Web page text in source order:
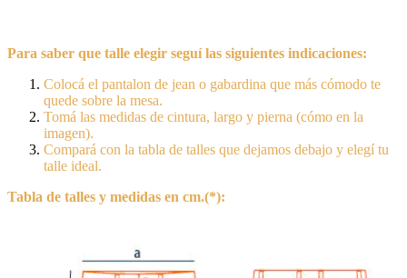
Para saber que talle elegir seguí las siguientes indicaciones:
Colocá el pantalon de jean o gabardina que más cómodo te
quede sobre la mesa.
Tomá las medidas de cintura, largo y pierna (cómo en la
imagen).
Compará con la tabla de talles que dejamos debajo y elegí tu
talle ideal.
Tabla de talles y medidas en cm.(*):